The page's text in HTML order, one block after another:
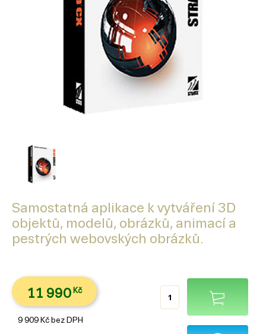
Samostatná aplikace k vytváření 3D
objektů, modelů, obrázků, animací a
pestrých webovských obrázků.
11 990 Kč
9 909 Kč bez DPH